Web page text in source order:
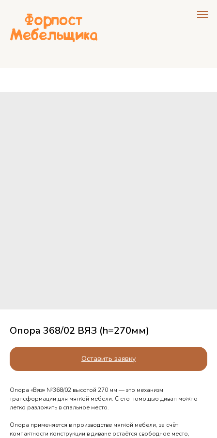
Опора 368/02 ВЯЗ (h=270мм)
Оставить заявку
Опора «Вяз» №368/02 высотой 270 мм — это механизм
трансформации для мягкой мебели. С его помощью диван можно
легко разложить в спальное место.
Опора применяется в производстве мягкой мебели, за счёт
компактности конструкции в диване остаётся свободное место,